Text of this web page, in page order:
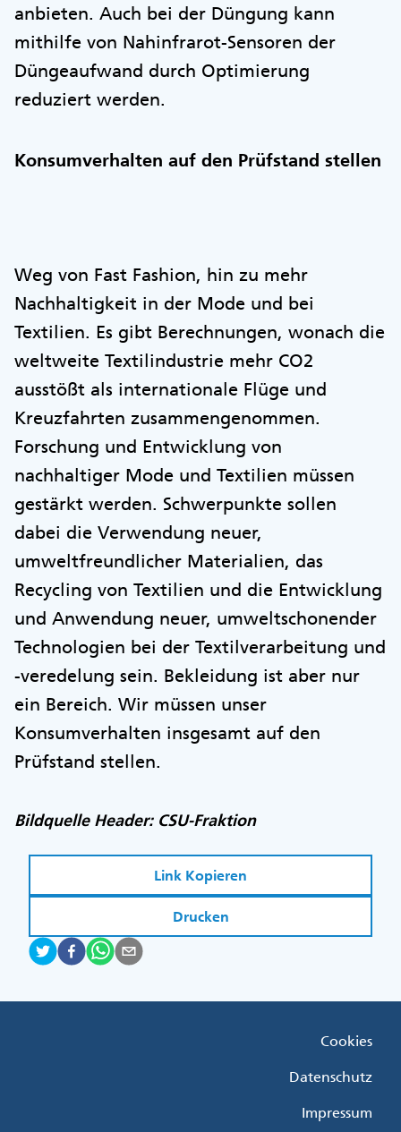
anbieten. Auch bei der Düngung kann
mithilfe von Nahinfrarot-Sensoren der
Düngeaufwand durch Optimierung
reduziert werden.
Konsumverhalten auf den Prüfstand stellen
Weg von Fast Fashion, hin zu mehr
Nachhaltigkeit in der Mode und bei
Textilien. Es gibt Berechnungen, wonach die
weltweite Textilindustrie mehr CO2
ausstößt als internationale Flüge und
Kreuzfahrten zusammengenommen.
Forschung und Entwicklung von
nachhaltiger Mode und Textilien müssen
gestärkt werden. Schwerpunkte sollen
dabei die Verwendung neuer,
umweltfreundlicher Materialien, das
Recycling von Textilien und die Entwicklung
und Anwendung neuer, umweltschonender
Technologien bei der Textilverarbeitung und
-veredelung sein. Bekleidung ist aber nur
ein Bereich. Wir müssen unser
Konsumverhalten insgesamt auf den
Prüfstand stellen.
Bildquelle Header: CSU-Fraktion
Link Kopieren
Drucken
Cookies
Datenschutz
Impressum